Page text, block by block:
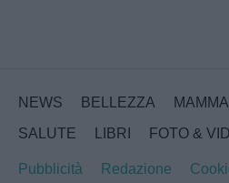
NEWS BELLEZZA MAMMA
SALUTE
LIBRI FOTO &
Pubblicità Redazione